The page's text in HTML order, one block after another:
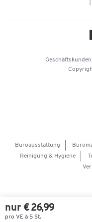
nur € 26,99
pro VE à 5 St.
Büroausstattung
Reinigung & Hygiene